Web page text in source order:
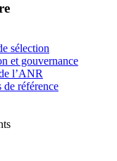
sélection
et gouvernance
l’ANR
de référence